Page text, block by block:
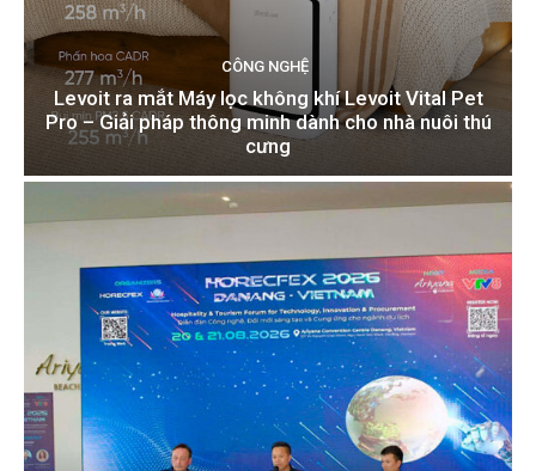
CÔNG NGHỆ
Levoit ra mắt Máy lọc không khí Levoit Vital Pet
Pro – Giải pháp thông minh dành cho nhà nuôi thú
cưng